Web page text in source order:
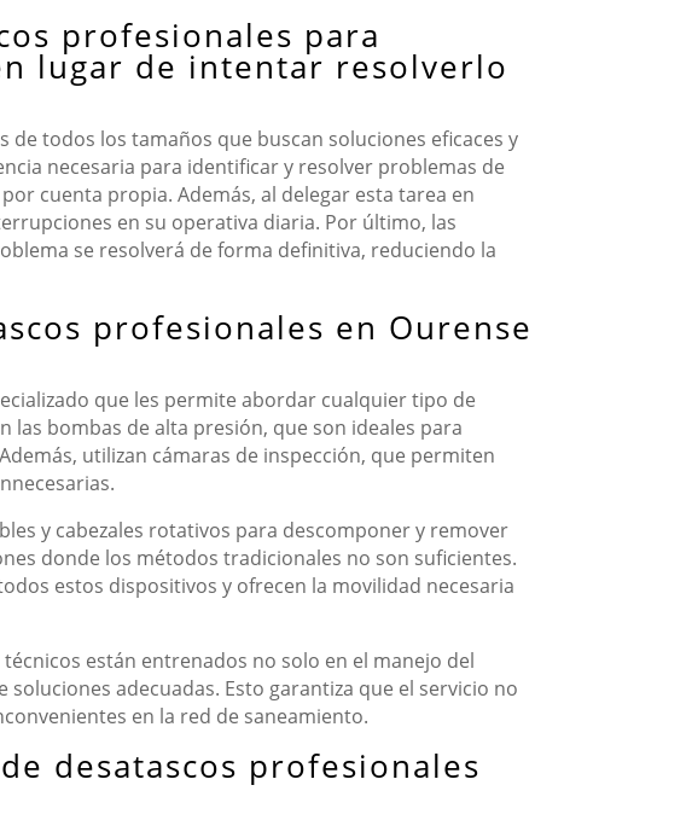
profesionales para
lugar de intentar resolverlo
todos los tamaños que buscan soluciones eficaces y
necesaria para identificar y resolver problemas de
cuenta propia. Además, al delegar esta tarea en
en su operativa diaria. Por último, las
se resolverá de forma definitiva, reduciendo la
profesionales en Ourense
que les permite abordar cualquier tipo de
bombas de alta presión, que son ideales para
utilizan cámaras de inspección, que permiten
y cabezales rotativos para descomponer y remover
donde los métodos tradicionales no son suficientes.
estos dispositivos y ofrecen la movilidad necesaria
están entrenados no solo en el manejo del
adecuadas. Esto garantiza que el servicio no
en la red de saneamiento.
desatascos profesionales